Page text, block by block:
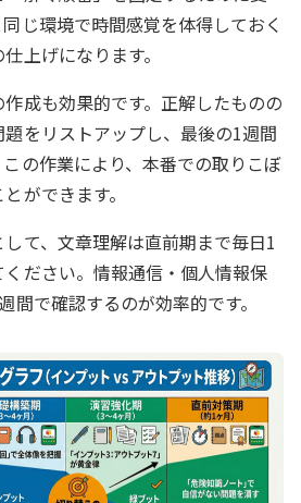
じ環境で時間感覚を体得しておく
上げになります。
作成も効果的です。正解したものの
題をリストアップし、最後の1週間
の作業により、本番での取りこぼ
ができます。
て、文章理解は直前期まで毎日1
ださい。情報通信・個人情報保
間で確認するのが効率的です。